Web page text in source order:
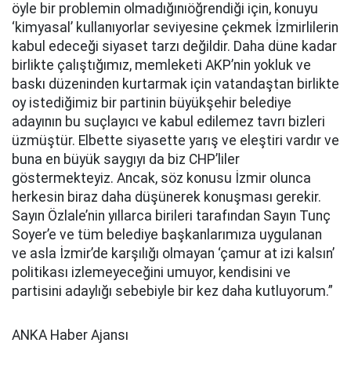
öyle bir problemin olmadığınıöğrendiği için, konuyu
‘kimyasal’ kullanıyorlar seviyesine çekmek İzmirlilerin
kabul edeceği siyaset tarzı değildir. Daha düne kadar
birlikte çalıştığımız, memleketi AKP’nin yokluk ve
baskı düzeninden kurtarmak için vatandaştan birlikte
oy istediğimiz bir partinin büyükşehir belediye
adayının bu suçlayıcı ve kabul edilemez tavrı bizleri
üzmüştür. Elbette siyasette yarış ve eleştiri vardır ve
buna en büyük saygıyı da biz CHP’liler
göstermekteyiz. Ancak, söz konusu İzmir olunca
herkesin biraz daha düşünerek konuşması gerekir.
Sayın Özlale’nin yıllarca birileri tarafından Sayın Tunç
Soyer’e ve tüm belediye başkanlarımıza uygulanan
ve asla İzmir’de karşılığı olmayan ‘çamur at izi kalsın’
politikası izlemeyeceğini umuyor, kendisini ve
partisini adaylığı sebebiyle bir kez daha kutluyorum.”
ANKA Haber Ajansı